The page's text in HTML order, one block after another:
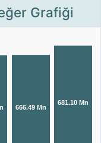
Grafiği